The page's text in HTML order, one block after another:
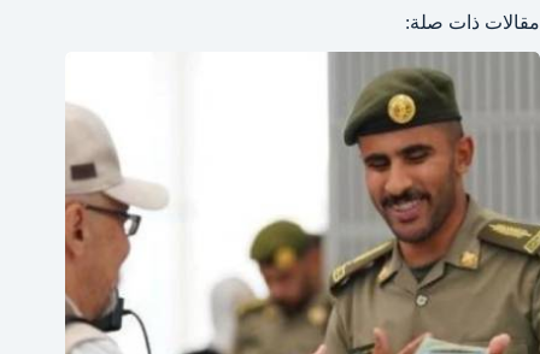
مقالات ذات صلة: